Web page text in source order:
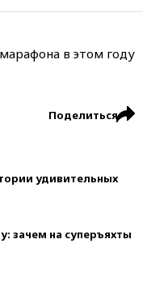
в этом году
Поделиться
удивительных
зачем на суперъяхты